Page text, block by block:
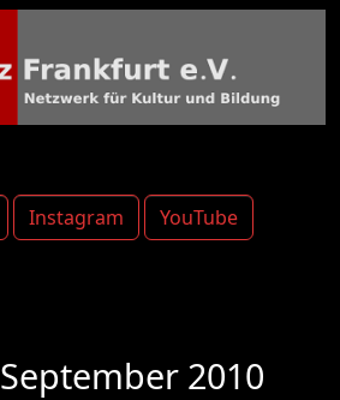
Instagram YouTube
September 2010